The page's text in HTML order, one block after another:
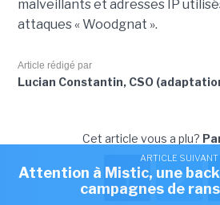
ARTICLE SUIVANT
Attention à Mistic, une
campagnes de
malveillants et adresses IP
attaques « Woodgnat ».
Article rédigé par
Lucian Constantin, CSO
Cet article vous a plu?